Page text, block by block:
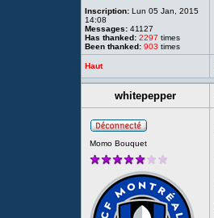
Inscription: Lun 05 Jan, 2015
14:08
Messages: 41127
Has thanked: 2297 times
Been thanked: 903 times
Haut
whitepepper
Momo Bouquet